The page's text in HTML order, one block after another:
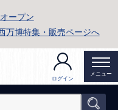
ープン
万博特集・販売ページへ
ログイン
メニュー